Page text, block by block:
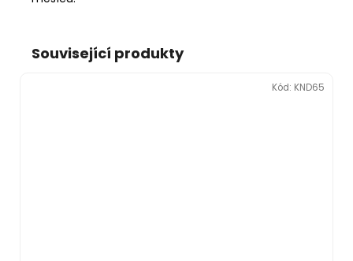
Související produkty
Kód: KND65